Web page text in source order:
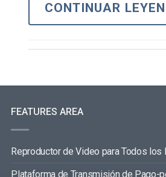
CONTINUAR
FEATURES AREA
Reproductor de Video para Todos
Plataforma de Transmisión de Pago-